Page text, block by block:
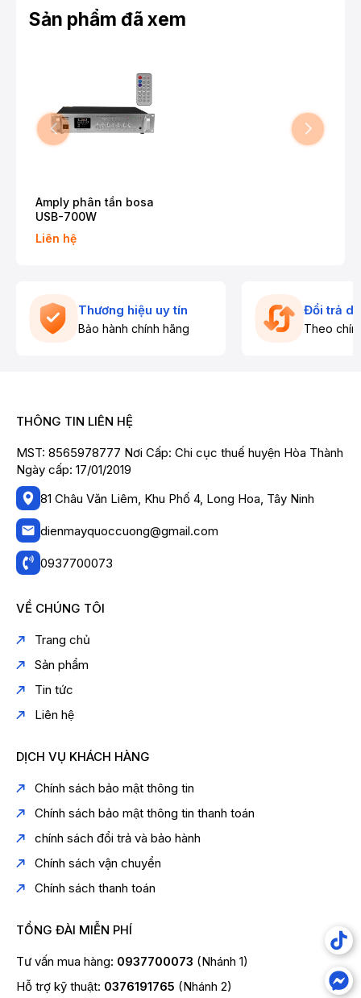
Sản phẩm đã xem
Amply phân tần bosa
USB-700W
Liên hệ
Thương hiệu uy tín
Bảo hành chính hãng
Đổi trả
Theo
THÔNG TIN LIÊN HỆ
MST: 8565978777 Nơi Cấp: Chi cục thuế huyện Hòa Thành
Ngày cấp: 17/01/2019
81 Châu Văn Liêm, Khu Phố 4, Long Hoa, Tây Ninh
dienmayquoccuong@gmail.com
0937700073
VỀ CHÚNG TÔI
Trang chủ
Sản phẩm
Tin tức
Liên hệ
DỊCH VỤ KHÁCH HÀNG
Chính sách bảo mật thông tin
Chính sách bảo mật thông tin thanh toán
chính sách đổi trả và bảo hành
Chính sách vận chuyển
Chính sách thanh toán
TỔNG ĐÀI MIỄN PHÍ
Tư vấn mua hàng: 0937700073 (Nhánh 1)
Hỗ trợ kỹ thuật: 0376191765 (Nhánh 2)